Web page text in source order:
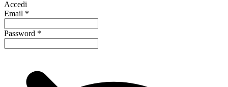
Accedi
Email *
Password *